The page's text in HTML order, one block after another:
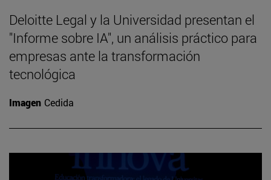
Deloitte Legal y la Universidad presentan el
"Informe sobre IA", un análisis práctico para
empresas ante la transformación
tecnológica
Imagen Cedida